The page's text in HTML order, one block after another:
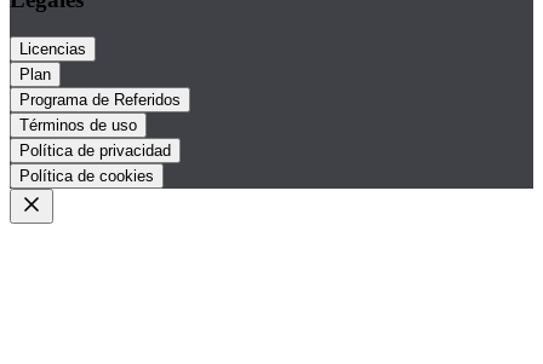
Licencias
Plan
Programa de Referidos
Términos de uso
Política de privacidad
Política de cookies